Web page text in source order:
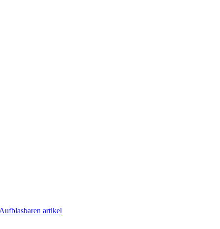
Aufblasbaren artikel